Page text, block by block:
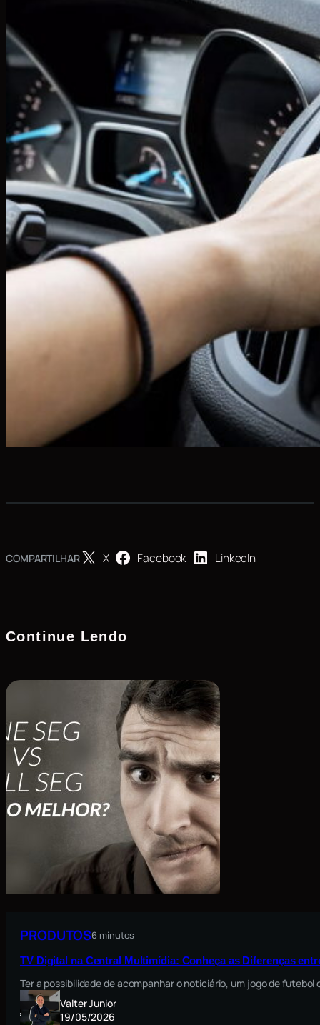
COMPARTILHAR X Facebook LinkedIn
Continue Lendo
PRODUTOS6 minutos
TV Digital na Central Multimídia: Conheça as Diferenças
Ter a possibilidade de acompanhar o noticiário, um jogo de
Valter Junior
19/05/2026